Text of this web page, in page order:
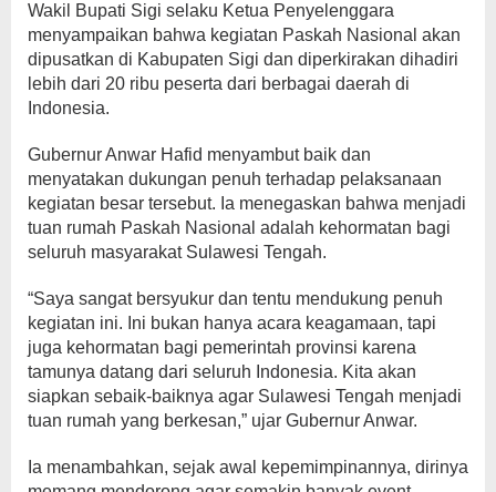
Wakil Bupati Sigi selaku Ketua Penyelenggara
menyampaikan bahwa kegiatan Paskah Nasional akan
dipusatkan di Kabupaten Sigi dan diperkirakan dihadiri
lebih dari 20 ribu peserta dari berbagai daerah di
Indonesia.
Gubernur Anwar Hafid menyambut baik dan
menyatakan dukungan penuh terhadap pelaksanaan
kegiatan besar tersebut. Ia menegaskan bahwa menjadi
tuan rumah Paskah Nasional adalah kehormatan bagi
seluruh masyarakat Sulawesi Tengah.
“Saya sangat bersyukur dan tentu mendukung penuh
kegiatan ini. Ini bukan hanya acara keagamaan, tapi
juga kehormatan bagi pemerintah provinsi karena
tamunya datang dari seluruh Indonesia. Kita akan
siapkan sebaik-baiknya agar Sulawesi Tengah menjadi
tuan rumah yang berkesan,” ujar Gubernur Anwar.
Ia menambahkan, sejak awal kepemimpinannya, dirinya